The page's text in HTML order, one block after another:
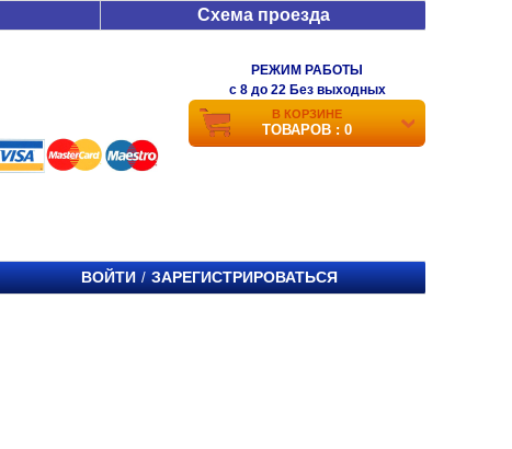
Схема проезда
РЕЖИМ РАБОТЫ
c 8 до 22 Без выходных
В КОРЗИНЕ
ТОВАРОВ : 0
ВОЙТИ / ЗАРЕГИСТРИРОВАТЬСЯ